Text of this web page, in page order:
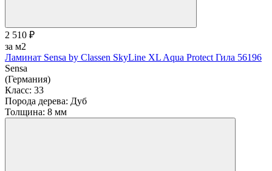
2 510 ₽
за м2
Ламинат Sensa by Classen SkyLine XL Aqua Protect Гила 56196
Sensa
(Германия)
Класс: 33
Порода дерева: Дуб
Толщина: 8 мм